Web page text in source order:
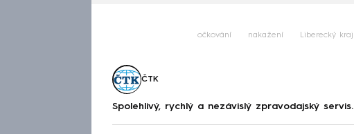
očkování nakažení Liberecký kraj
ČTK
Spolehlivý, rychlý a nezávislý zpravodajský servis.